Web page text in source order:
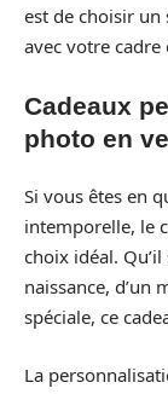
est de choisir un
avec votre
Cadeaux
photo en
Si vous êtes en
intemporelle, le
choix idéal. Qu’il
naissance, d’un
spéciale, ce
La